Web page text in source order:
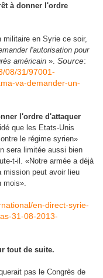
à donner l'ordre
militaire en Syrie ce soir,
l'autorisation pour
américain ». Source:
08/31/97001-
va-demander-un-
l'ordre d'attaquer
que les Etats-Unis
le régime syrien»
sera limitée aussi bien
t-il. «Notre armée a déjà
mission peut avoir lieu
mois».
en-direct-syrie-
31-08-2013-
tout de suite.
pas le Congrès de